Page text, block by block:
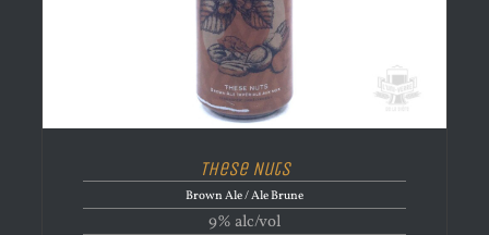
These Nuts
Brown Ale / Ale Brune
9% alc/vol